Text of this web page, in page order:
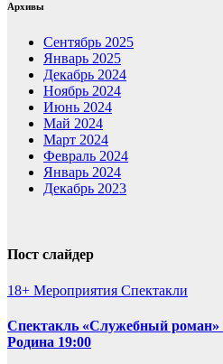
Архивы
Сентябрь 2025
Январь 2025
Декабрь 2024
Ноябрь 2024
Июнь 2024
Май 2024
Март 2024
Февраль 2024
Январь 2024
Декабрь 2023
Пост слайдер
18+ Мероприятия Спектакли
Спектакль «Служебный роман»
Родина 19:00